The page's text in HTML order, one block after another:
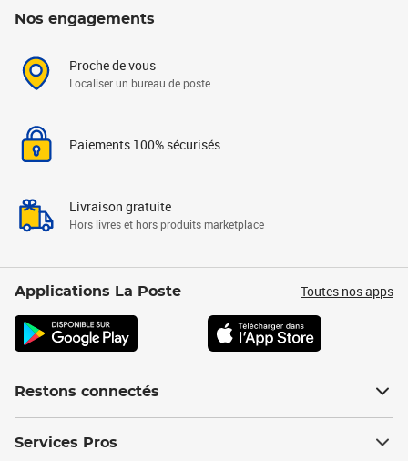
Nos engagements
Proche de vous
Localiser un bureau de poste
Paiements 100% sécurisés
Livraison gratuite
Hors livres et hors produits marketplace
Applications La Poste Toutes nos apps
Restons connectés
Services Pros